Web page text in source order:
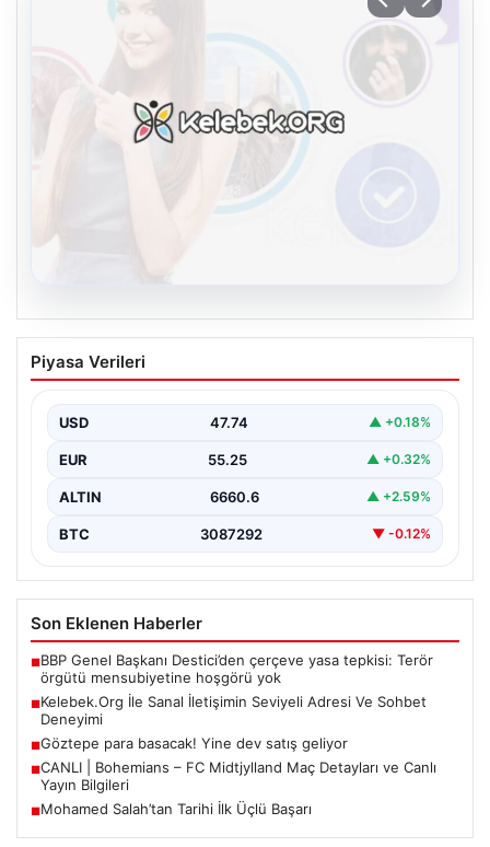
Kelebek.Org İle Sanal İletişimin Seviyeli
Adresi Ve Sohbet Deneyimi
oluşturması büyük bir hassasiyet ifade etmektedir.
Halen…
Piyasa Verileri
USD 47.74 ▲ +0.18%
EUR 55.25 ▲ +0.32%
ALTIN 6660.6 ▲ +2.59%
BTC 3087292 ▼ -0.12%
Son Eklenen Haberler
■BBP Genel Başkanı Destici’den çerçeve yasa tepkisi: Terör
örgütü mensubiyetine hoşgörü yok
■Kelebek.Org İle Sanal İletişimin Seviyeli Adresi Ve Sohbet
Deneyimi
■Göztepe para basacak! Yine dev satış geliyor
■CANLI | Bohemians – FC Midtjylland Maç Detayları ve Canlı
Yayın Bilgileri
■Mohamed Salah’tan Tarihi İlk Üçlü Başarı